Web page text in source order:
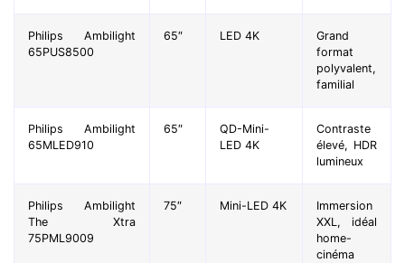
Philips Ambilight
65PUS8500
65″ LED 4K
Grand
format
polyvalent,
familial
Philips Ambilight
65MLED910
65″
QD-Mini-
LED 4K
Contraste
élevé, HDR
lumineux
Philips Ambilight
The Xtra
75PML9009
75″ Mini-LED 4K
Immersion
XXL, idéal
home-
cinéma